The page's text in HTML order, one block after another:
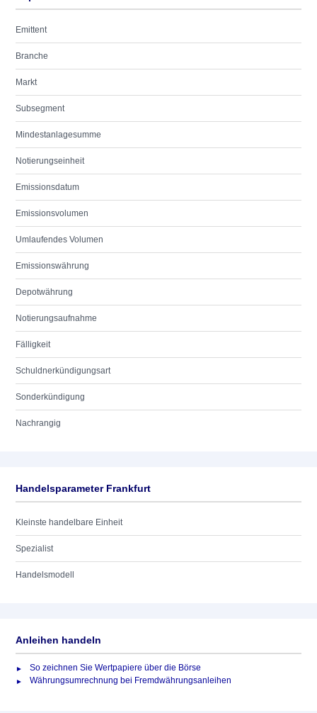
Emittent
Branche
Markt
Subsegment
Mindestanlagesumme
Notierungseinheit
Emissionsdatum
Emissionsvolumen
Umlaufendes Volumen
Emissionswährung
Depotwährung
Notierungsaufnahme
Fälligkeit
Schuldnerkündigungsart
Sonderkündigung
Nachrangig
Handelsparameter Frankfurt
Kleinste handelbare Einheit
Spezialist
Handelsmodell
Anleihen handeln
So zeichnen Sie Wertpapiere über die Börse
Währungsumrechnung bei Fremdwährungsanleihen